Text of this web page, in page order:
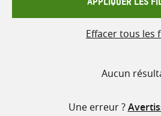
APPLIQUER LES
Effacer tous les
Aucun
Une erreur ?